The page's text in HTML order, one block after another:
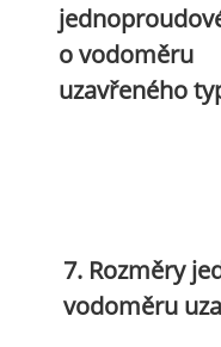
o vodoměru
uzavřeného
7. Rozměry
vodoměru